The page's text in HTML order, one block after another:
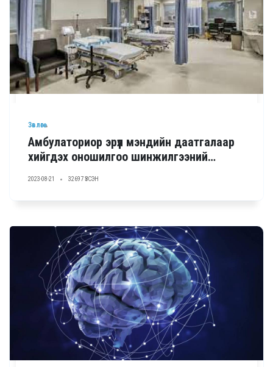
Зөвлөгөө
Амбулаториор эрүүл мэндийн даатгалаар
хийгдэх оношилгоо шинжилгээний
2023-08-21 32697 ҮЗСЭН